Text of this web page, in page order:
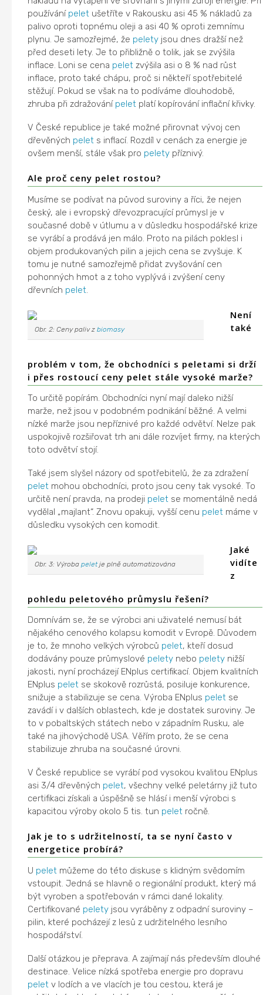
používání pelet ušetříte v Rakousku asi 45 % nákladů za
palivo oproti topnému oleji a asi 40 % oproti zemnímu
plynu. Je samozřejmé, že pelety jsou dnes dražší než
před deseti lety. Je to přibližně o tolik, jak se zvýšila
inflace. Loni se cena pelet zvýšila asi o 8 % nad růst
inflace, proto také chápu, proč si někteří spotřebitelé
stěžují. Pokud se však na to podíváme dlouhodobě,
zhruba při zdražování pelet platí kopírování inflační křivky.
V České republice je také možné přirovnat vývoj cen
dřevěných pelet s inflací. Rozdíl v cenách za energie je
ovšem menší, stále však pro pelety příznivý.
Ale proč ceny pelet rostou?
Musíme se podívat na původ suroviny a říci, že nejen
český, ale i evropský dřevozpracující průmysl je v
současné době v útlumu a v důsledku hospodářské krize
se vyrábí a prodává jen málo. Proto na pilách poklesl i
objem produkovaných pilin a jejich cena se zvyšuje. K
tomu je nutné samozřejmě přidat zvyšování cen
pohonných hmot a z toho vyplývá i zvýšení ceny
dřevních pelet.
Obr. 2: Ceny paliv zbiomasy
Není
také
problém v tom, že obchodníci s peletami si drží
i přes rostoucí ceny pelet stále vysoké marže?
To určitě popírám. Obchodníci nyní mají daleko nižší
marže, než jsou v podobném podnikání běžné. A velmi
nízké marže jsou nepříznivé pro každé odvětví. Nelze pak
uspokojivě rozšiřovat trh ani dále rozvíjet firmy, na kterých
toto odvětví stojí.
Také jsem slyšel názory od spotřebitelů, že za zdražení
pelet mohou obchodníci, proto jsou ceny tak vysoké. To
určitě není pravda, na prodeji pelet se momentálně nedá
vydělal „majlant“. Znovu opakuji, vyšší cenu pelet máme v
důsledku vysokých cen komodit.
Obr. 3: Výrobapeletje plně automatizována
Jaké
vidíte
z
pohledu peletového průmyslu řešení?
Domnívám se, že se výrobci ani uživatelé nemusí bát
nějakého cenového kolapsu komodit v Evropě. Důvodem
je to, že mnoho velkých výrobců pelet, kteří dosud
dodávány pouze průmyslové pelety nebo pelety nižší
jakosti, nyní procházejí ENplus certifikací. Objem kvalitních
ENplus pelet se skokově rozrůstá, posiluje konkurence,
snižuje a stabilizuje se cena. Výroba ENplus pelet se
zavádí i v dalších oblastech, kde je dostatek suroviny. Je
to v pobaltských státech nebo v západním Rusku, ale
také na jihovýchodě USA. Věřím proto, že se cena
stabilizuje zhruba na současné úrovni.
V České republice se vyrábí pod vysokou kvalitou ENplus
asi 3/4 dřevěných pelet, všechny velké peletárny již tuto
certifikaci získali a úspěšně se hlásí i menší výrobci s
kapacitou výroby okolo 5 tis. tun pelet ročně.
Jak je to s udržitelností, ta se nyní často v
energetice probírá?
U pelet můžeme do této diskuse s klidným svědomím
vstoupit. Jedná se hlavně o regionální produkt, který má
být vyroben a spotřebován v rámci dané lokality.
Certifikované pelety jsou vyráběny z odpadní suroviny –
pilin, které pocházejí z lesů z udržitelného lesního
hospodářství.
Další otázkou je přeprava. A zajímají nás především dlouhé
destinace. Velice nízká spotřeba energie pro dopravu
pelet v lodích a ve vlacích je tou cestou, která je